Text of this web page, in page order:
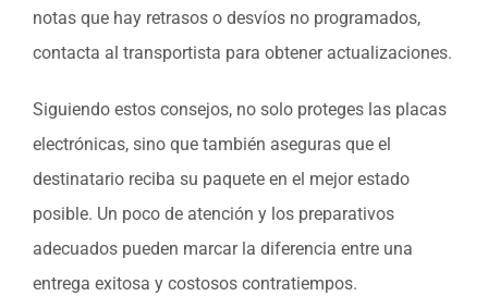
notas que hay retrasos o desvíos no programados,
contacta al transportista para obtener actualizaciones.
Siguiendo estos consejos, no solo proteges las placas
electrónicas, sino que también aseguras que el
destinatario reciba su paquete en el mejor estado
posible. Un poco de atención y los preparativos
adecuados pueden marcar la diferencia entre una
entrega exitosa y costosos contratiempos.